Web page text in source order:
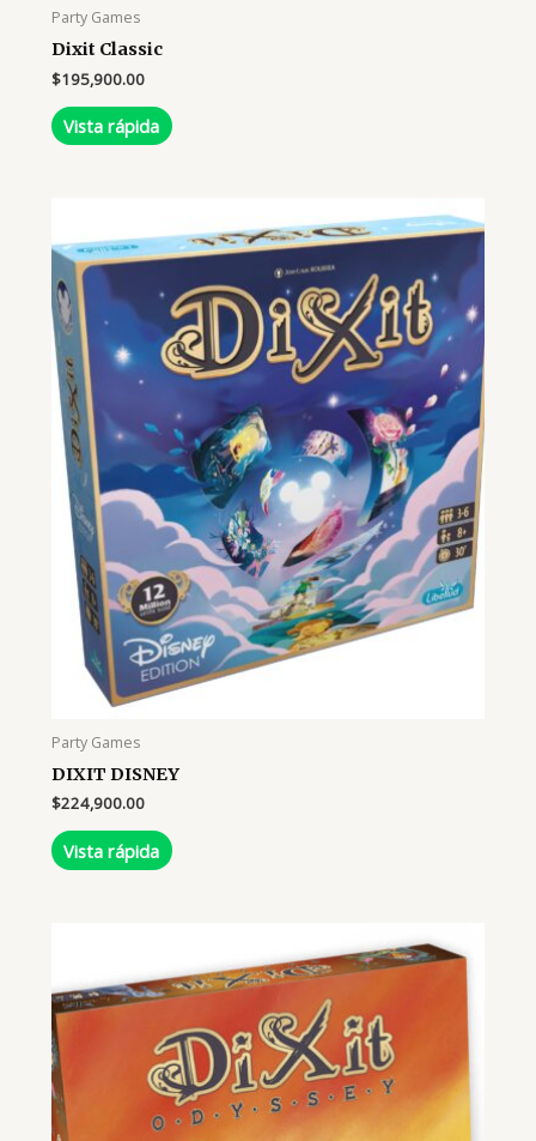
Party Games
Dixit Classic
$195,900.00
Vista rápida
Party Games
DIXIT DISNEY
$224,900.00
Vista rápida